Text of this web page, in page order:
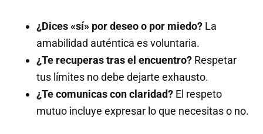
¿Dices «sí» por deseo o por miedo? La
amabilidad auténtica es voluntaria.
¿Te recuperas tras el encuentro? Respetar
tus límites no debe dejarte exhausto.
¿Te comunicas con claridad? El respeto
mutuo incluye expresar lo que necesitas o no.